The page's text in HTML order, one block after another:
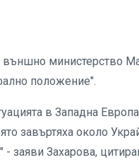
министерство
положение".
в Западна
завъртяха около
заяви Захарова,